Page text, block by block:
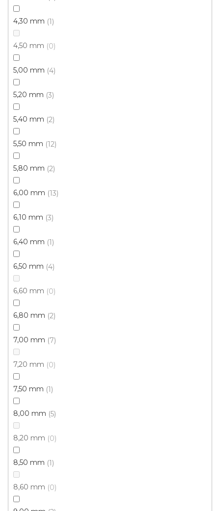
4,30 mm 1
4,50 mm 0
5,00 mm 4
5,20 mm 3
5,40 mm 2
5,50 mm 12
5,80 mm 2
6,00 mm 13
6,10 mm 3
6,40 mm 1
6,50 mm 4
6,60 mm 0
6,80 mm 2
7,00 mm 7
7,20 mm 0
7,50 mm 1
8,00 mm 5
8,20 mm 0
8,50 mm 1
8,60 mm 0
Koberec metráž AVENUE /tex 0935
284 Kč / m2
4 m